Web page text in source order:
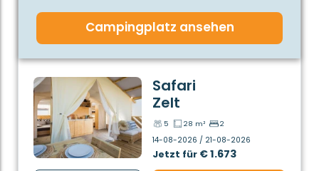
Campingplatz ansehen
Safari
Zelt
5 28 m² 2
14-08-2026 / 21-08-2026
Jetzt für € 1.673